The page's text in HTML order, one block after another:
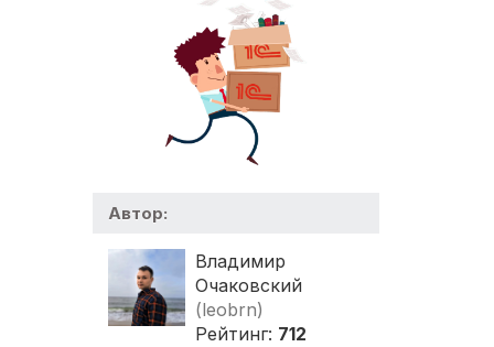
Автор:
Владимир
Очаковский
(leobrn)
Рейтинг: 712